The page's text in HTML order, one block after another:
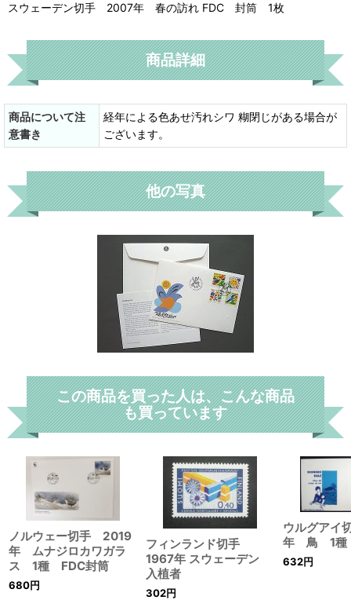
スウェーデン切手 2007年 春の訪れ FDC 封筒 1枚
商品詳細
商品について注
意書き
経年による色あせ汚れシワ 糊閉じがある場合が
ございます。
他の写真
この商品を買った人は、こんな商品
も買っています
ノルウェー切手 2019
年 ムナジロカワガラ
ス 1種 FDC封筒
680円
フィンランド切手
1967年 スウェーデン
入植者
302円
ウルグア
年 鳥 1種
632円